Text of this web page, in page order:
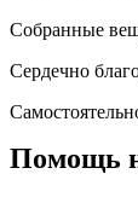
Собранные
Сердечно
Помощь